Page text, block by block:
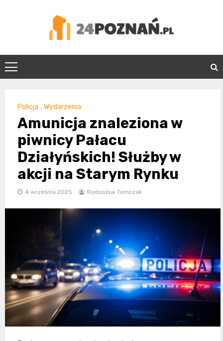
24Poznań.pl
Policja ,Wydarzenia
Amunicja znaleziona w
piwnicy Pałacu
Działyńskich! Służby w
akcji na Starym Rynku
4 września 2025 Radosław Tomczak